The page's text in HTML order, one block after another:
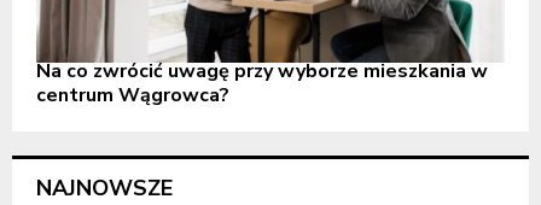
Na co zwrócić uwagę przy wyborze mieszkania w
centrum Wągrowca?
NAJNOWSZE